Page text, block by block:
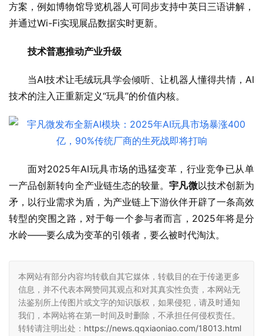
方案，例如博物馆导览机器人可同步支持中英日三语讲解，
并通过Wi-Fi实现展品数据实时更新。
技术普惠推动产业升级
当AI技术让毛绒玩具学会倾听、让机器人懂得共情，AI
技术的注入正重新定义“玩具”的价值内核。
面对2025年AI玩具市场的迅猛变革，行业竞争已从单
一产品创新转向全产业链生态的较量。宇凡微以技术创新为
矛，以行业需求为盾，为产业链上下游伙伴开辟了一条高效
转型的突围之路，对于每一个参与者而言，2025年将是分
水岭——要么成为变革的引领者，要么被时代淘汰。
本网站有部分内容均转载自其它媒体，转载目的在于传递更多
信息，并不代表本网赞同其观点和对其真实性负责，本网站无
法鉴别所上传图片或文字的知识版权，如果侵犯，请及时通知
我们，本网站将在第一时间及时删除，不承担任何侵权责任。
转转请注明出处： https://news.qqxiaoniao.com/18013.html